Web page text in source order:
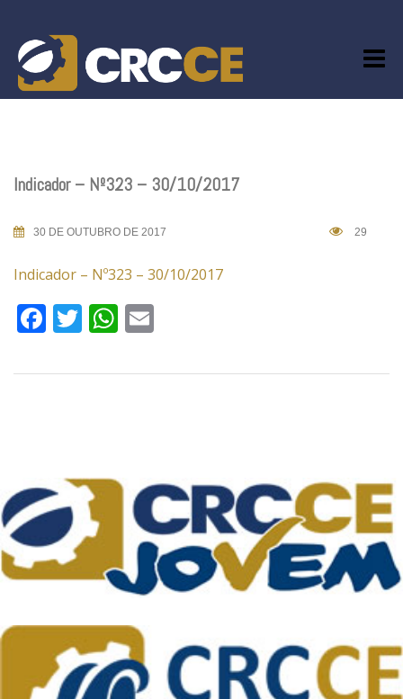
content
Indicador – Nº323 – 30/10/2017
30 DE OUTUBRO DE 2017 29
Indicador – Nº323 – 30/10/2017
Facebook
TwitterWhatsApp